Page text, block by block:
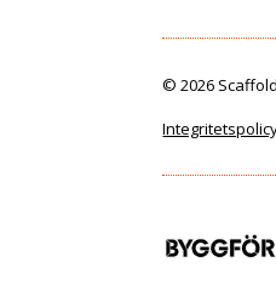
© 2026